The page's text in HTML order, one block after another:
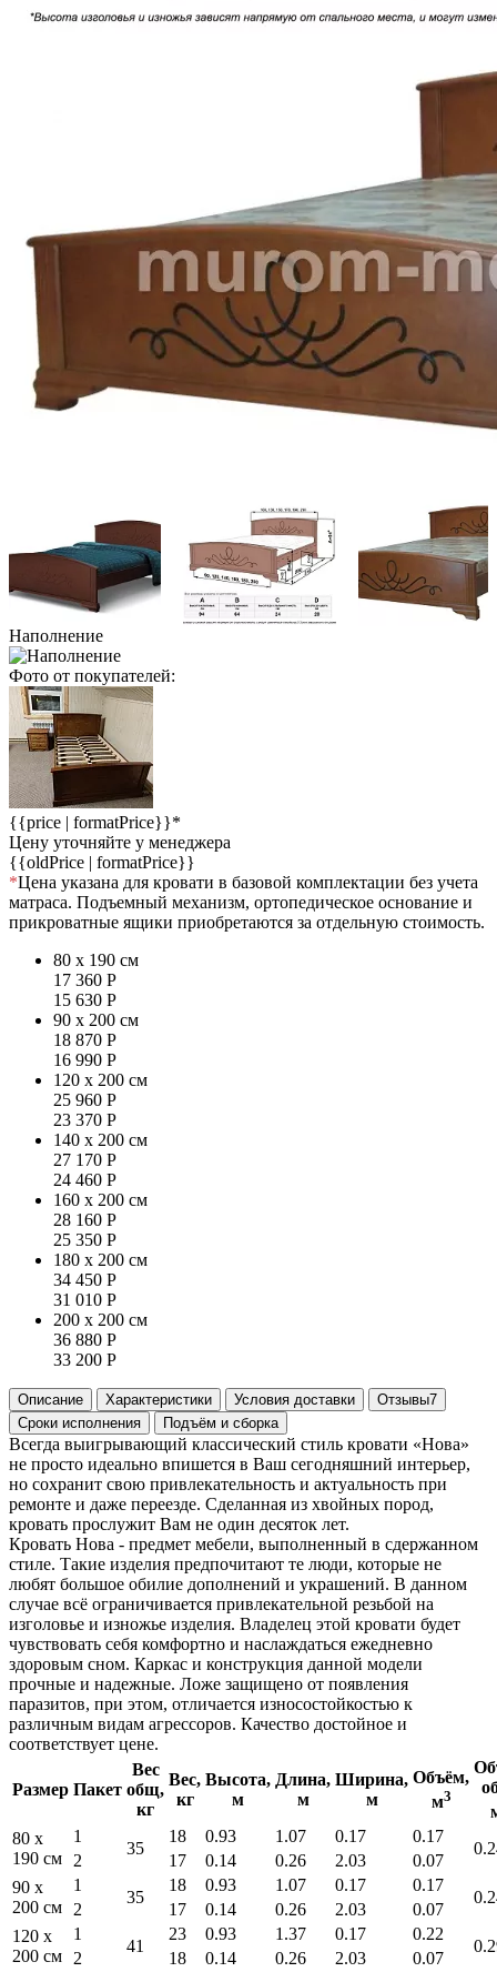
Наполнение
Фото от покупателей:
{{price | formatPrice}}*
Цену уточняйте у менеджера
{{oldPrice | formatPrice}}
*Цена указана для кровати в базовой комплектации без учета
матраса. Подъемный механизм, ортопедическое основание и
прикроватные ящики приобретаются за отдельную стоимость.
80 x 190 см
17 360 Р
15 630 Р
90 x 200 см
18 870 Р
16 990 Р
120 x 200 см
25 960 Р
23 370 Р
140 x 200 см
27 170 Р
24 460 Р
160 x 200 см
28 160 Р
25 350 Р
180 x 200 см
34 450 Р
31 010 Р
200 x 200 см
36 880 Р
33 200 Р
Описание Характеристики Условия доставки Отзывы7
Сроки исполнения
Подъём и сборка
Всегда выигрывающий классический стиль кровати «Нова»
не просто идеально впишется в Ваш сегодняшний интерьер,
но сохранит свою привлекательность и актуальность при
ремонте и даже переезде. Сделанная из хвойных пород,
кровать прослужит Вам не один десяток лет.
Кровать Нова - предмет мебели, выполненный в сдержанном
стиле. Такие изделия предпочитают те люди, которые не
любят большое обилие дополнений и украшений. В данном
случае всё ограничивается привлекательной резьбой на
изголовье и изножье изделия. Владелец этой кровати будет
чувствовать себя комфортно и наслаждаться ежедневно
здоровым сном. Каркас и конструкция данной модели
прочные и надежные. Ложе защищено от появления
паразитов, при этом, отличается износостойкостью к
различным видам агрессоров. Качество достойное и
соответствует цене.
Размер Пакет
Вес
общ,
кг
Вес,
кг
Высота,
м
Длина,
м
Ширина,
м
Объём,
м3
80 x
190 см
1
35
18 0.93 1.07 0.17 0.17
2 17 0.14 0.26 2.03
0.07
90 x
200 см
1
35
18 0.93 1.07 0.17 0.17
2 17 0.14 0.26 2.03
0.07
120 x
200 см
1
41
23 0.93 1.37 0.17 0.22
2 18 0.14 0.26 2.03
0.07